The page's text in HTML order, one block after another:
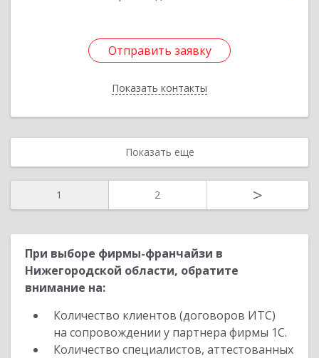
Отправить заявку
Показать контакты
Отправить заявку
Назад
Показать еще
1 2 >
При выборе фирмы-франчайзи в
Нижегородской области, обратите
внимание на:
Количество клиентов (договоров ИТС)
на сопровождении у партнера фирмы 1С.
Количество специалистов, аттестованных